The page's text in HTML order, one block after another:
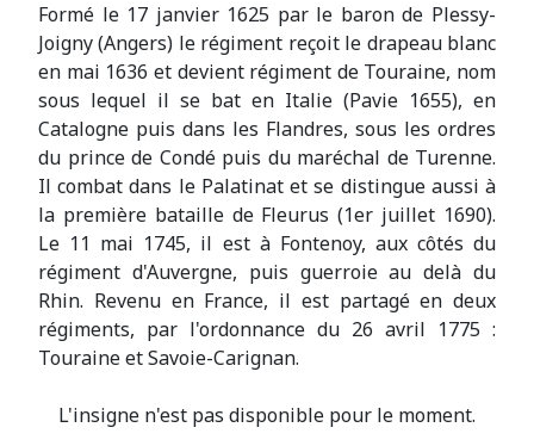
Formé le 17 janvier 1625 par le baron de Plessy-
Joigny (Angers) le régiment reçoit le drapeau blanc
en mai 1636 et devient régiment de Touraine, nom
sous lequel il se bat en Italie (Pavie 1655), en
Catalogne puis dans les Flandres, sous les ordres
du prince de Condé puis du maréchal de Turenne.
Il combat dans le Palatinat et se distingue aussi à
la première bataille de Fleurus (1er juillet 1690).
Le 11 mai 1745, il est à Fontenoy, aux côtés du
régiment d'Auvergne, puis guerroie au delà du
Rhin. Revenu en France, il est partagé en deux
régiments, par l'ordonnance du 26 avril 1775 :
Touraine et Savoie-Carignan.
L'insigne n'est pas disponible pour le moment.